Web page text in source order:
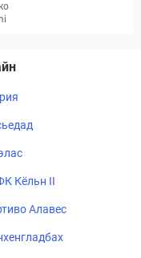
Кёльн II
Алавес